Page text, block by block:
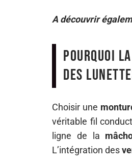
A découvrir
Pourquoi
des
Choisir une
véritable fil
ligne de la
L’intégration des